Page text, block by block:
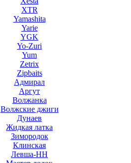
XTR
Yamashita
Yarie
YGK
Yo-Zuri
Yum
Zetrix
Zipbaits
Адмирал
Аргут
Волжанка
Волжские джиги
Дунаев
Жидкая латка
Зимородок
Клинская
Левша-НН